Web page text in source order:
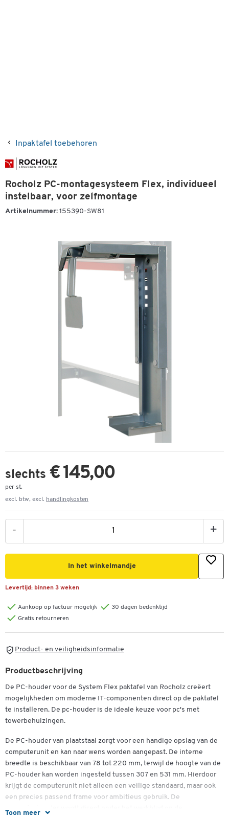
Inpaktafel toebehoren
Rocholz PC-montagesysteem Flex, individueel
instelbaar, voor zelfmontage
Artikelnummer: 155390-SW81
slechts € 145,00
per st.
excl. btw, excl. handlingkosten
- +
In het winkelmandje
Levertijd: binnen 3 weken
Aankoop op factuur mogelijk
30 dagen bedenktijd
Gratis retourneren
Product- en veiligheidsinformatie
Toon meer
Productbeschrijving
De PC-houder voor de System Flex paktafel van Rocholz creëert
mogelijkheden om moderne IT-componenten direct op de paktafel
te installeren. De pc-houder is de ideale keuze voor pc's met
towerbehuizingen.
De PC-houder van plaatstaal zorgt voor een handige opslag van de
computerunit en kan naar wens worden aangepast. De interne
breedte is beschikbaar van 78 tot 220 mm, terwijl de hoogte van de
PC-houder kan worden ingesteld tussen 307 en 531 mm. Hierdoor
krijgt de computerunit niet alleen een veilige standaard, maar ook
een precies passend frame voor ambitieus gebruik. De
computerhouder wordt direct onder het werkblad op de